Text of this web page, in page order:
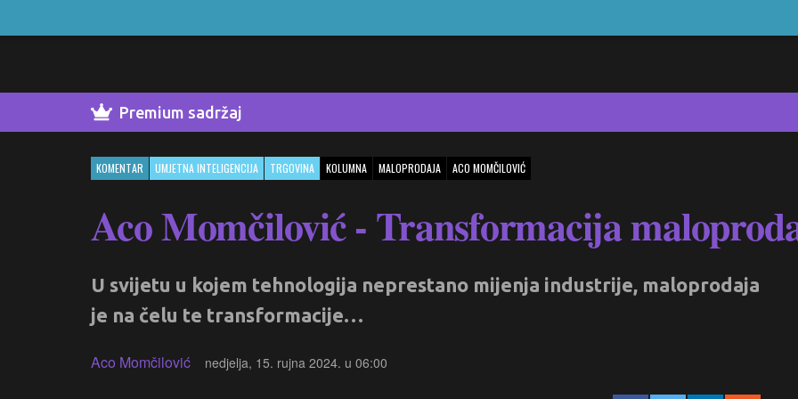
Premium sadržaj
KOMENTAR UMJETNA INTELIGENCIJA TRGOVINA KOLUMNA MALOPRODAJA ACO MOMČILOVIĆ
Aco Momčilović - Transformacija
U svijetu u kojem tehnologija neprestano mijenja industrije, maloprodaja
je na čelu te transformacije…
Aco Momčilović nedjelja, 15. rujna 2024. u 06:00